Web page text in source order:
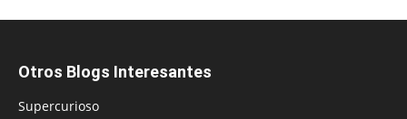
Otros Blogs Interesantes
Supercurioso